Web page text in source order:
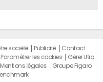
société Publicité
Contact
Paramétrer les cookies
Gérer Utiq
Mentions légales
Groupe Figaro